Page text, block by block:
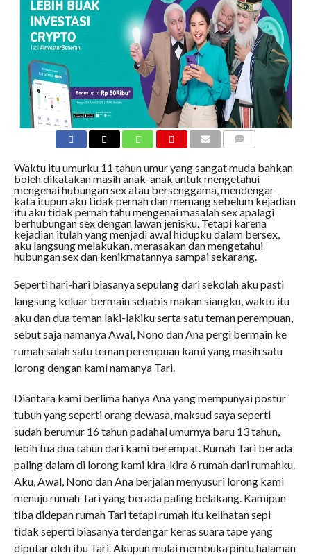
Waktu itu umurku 11 tahun umur yang sangat muda bahkan
boleh dikatakan masih anak-anak untuk mengetahui
mengenai hubungan sex atau bersenggama, mendengar
kata itupun aku tidak pernah dan memang sebelum kejadian
itu aku tidak pernah tahu mengenai masalah sex apalagi
berhubungan sex dengan lawan jenisku. Tetapi karena
kejadian itulah yang menjadi awal hidupku dalam bersex,
aku langsung melakukan, merasakan dan mengetahui
hubungan sex dan kenikmatannya sampai sekarang.
Seperti hari-hari biasanya sepulang dari sekolah aku pasti
langsung keluar bermain sehabis makan siangku, waktu itu
aku dan dua teman laki-lakiku serta satu teman perempuan,
sebut saja namanya Awal, Nono dan Ana pergi bermain ke
rumah salah satu teman perempuan kami yang masih satu
lorong dengan kami namanya Tari.
Diantara kami berlima hanya Ana yang mempunyai postur
tubuh yang seperti orang dewasa, maksud saya seperti
sudah berumur 16 tahun padahal umurnya baru 13 tahun,
lebih tua dua tahun dari kami berempat. Rumah Tari berada
paling dalam di lorong kami kira-kira 6 rumah dari rumahku.
Aku, Awal, Nono dan Ana berjalan menyusuri lorong kami
menuju rumah Tari yang berada paling belakang. Kamipun
tiba didepan rumah Tari tetapi rumah itu kelihatan sepi
tidak seperti biasanya terdengar keras suara tape yang
diputar oleh ibu Tari. Akupun mulai membuka pintu halaman